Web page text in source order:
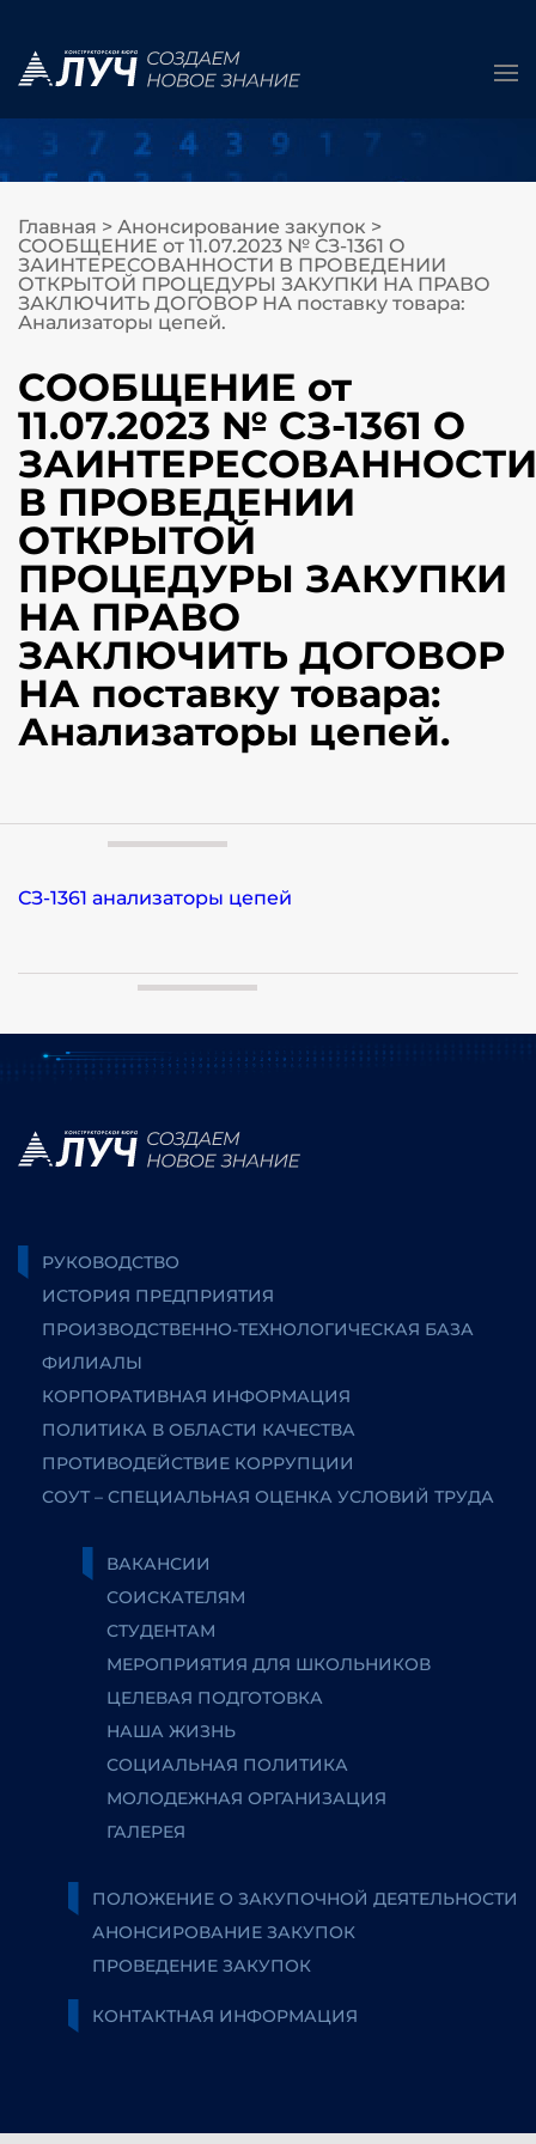
Главная > Анонсирование закупок >
СООБЩЕНИЕ от 11.07.2023 № СЗ-1361 О
ЗАИНТЕРЕСОВАННОСТИ В ПРОВЕДЕНИИ
ОТКРЫТОЙ ПРОЦЕДУРЫ ЗАКУПКИ НА ПРАВО
ЗАКЛЮЧИТЬ ДОГОВОР НА поставку товара:
Анализаторы цепей.
СООБЩЕНИЕ от
11.07.2023 № СЗ-1361 О
ЗАИНТЕРЕСОВАННОСТИ
В ПРОВЕДЕНИИ
ОТКРЫТОЙ
ПРОЦЕДУРЫ ЗАКУПКИ
НА ПРАВО
ЗАКЛЮЧИТЬ ДОГОВОР
НА поставку товара:
Анализаторы цепей.
СЗ-1361 анализаторы цепей
РУКОВОДСТВО
ИСТОРИЯ ПРЕДПРИЯТИЯ
ПРОИЗВОДСТВЕННО-ТЕХНОЛОГИЧЕСКАЯ БАЗА
ФИЛИАЛЫ
КОРПОРАТИВНАЯ ИНФОРМАЦИЯ
ПОЛИТИКА В ОБЛАСТИ КАЧЕСТВА
ПРОТИВОДЕЙСТВИЕ КОРРУПЦИИ
СОУТ – СПЕЦИАЛЬНАЯ ОЦЕНКА УСЛОВИЙ ТРУДА
ВАКАНСИИ
СОИСКАТЕЛЯМ
СТУДЕНТАМ
МЕРОПРИЯТИЯ ДЛЯ ШКОЛЬНИКОВ
ЦЕЛЕВАЯ ПОДГОТОВКА
НАША ЖИЗНЬ
СОЦИАЛЬНАЯ ПОЛИТИКА
МОЛОДЕЖНАЯ ОРГАНИЗАЦИЯ
ГАЛЕРЕЯ
ПОЛОЖЕНИЕ О ЗАКУПОЧНОЙ ДЕЯТЕЛЬНОСТИ
АНОНСИРОВАНИЕ ЗАКУПОК
ПРОВЕДЕНИЕ ЗАКУПОК
КОНТАКТНАЯ ИНФОРМАЦИЯ